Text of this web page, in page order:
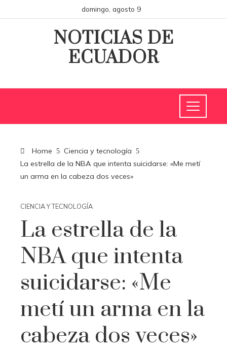
domingo, agosto 9
NOTICIAS DE
ECUADOR
Home
Ciencia y tecnología
La estrella de la NBA que intenta suicidarse: «Me metí
un arma en la cabeza dos veces»
CIENCIA Y TECNOLOGÍA
La estrella de la
NBA que intenta
suicidarse: «Me
metí un arma en la
cabeza dos veces»